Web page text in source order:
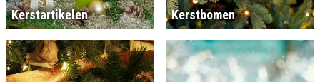
Kerstartikelen Kerstbomen